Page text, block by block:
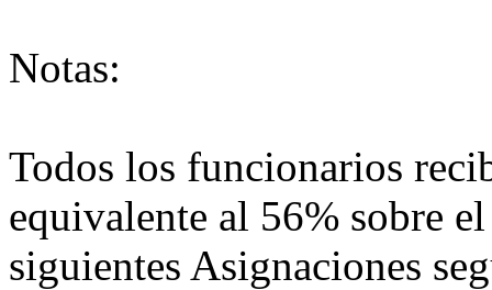
Notas:
Todos los funcionarios
equivalente al 56% sobre
siguientes Asignaciones